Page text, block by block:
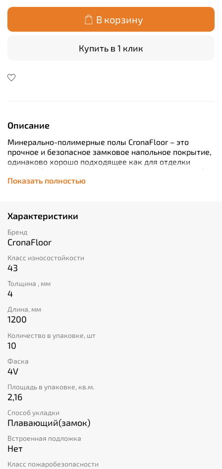
В корзину
Купить в 1 клик
Описание
Минерально-полимерные полы CronaFloor – это
прочное и безопасное замковое напольное покрытие,
одинаково хорошо подходящее как для отделки
квартир (ванная, кухня, гостиная, спальня, детская),
так и коммерческих помещений (офисов, гостиниц,
обладает шумопоглащающими свойствами и
подходит для теплых полов. Долговечен и
износостоек, сохраняет свой внешний вид в течение
тридцати лет.
Показать полностью
Характеристики
Бренд
CronaFloor
Класс износостойкости
43
Толщина , мм
4
Длина, мм
1200
Количество в упаковке, шт
10
Фаска
4V
Площадь в упаковке, кв.м.
2,16
Способ укладки
Плавающий(замок)
Встроенная подложка
Нет
Класс пожаробезопасности